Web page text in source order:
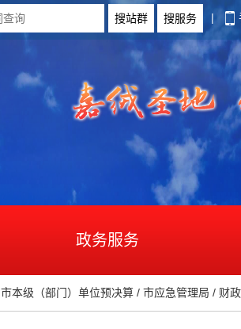
|
政务服务
市本级（部门）单位预决算 / 市应急管理局 / 财